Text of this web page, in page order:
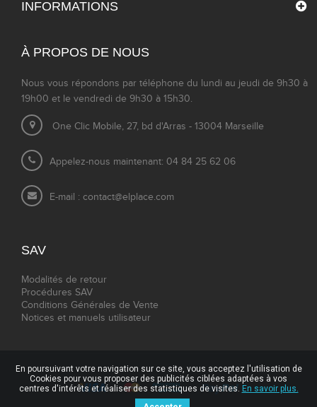
INFORMATIONS
À PROPOS DE NOUS
Nous vous répondons par téléphone du lundi au jeudi de 9h30 à
19h00 et le vendredi de 9h30 à 15h30.
One Clic Mobile, 27, bd d'Arras - 13004 Marseille
Appelez-nous maintenant: 04 84 25 62 06
E-mail : contact@elplace.com
SAV
Modalités de retour
Procédures SAV
Conditions Générales de Vente
Notices et manuels utilisateur
En poursuivant votre navigation sur ce site, vous acceptez l'utilisation de
Cookies pour vous proposer des publicités ciblées adaptées à vos
centres d'intérêts et réaliser des statistiques de visites. En savoir plus.